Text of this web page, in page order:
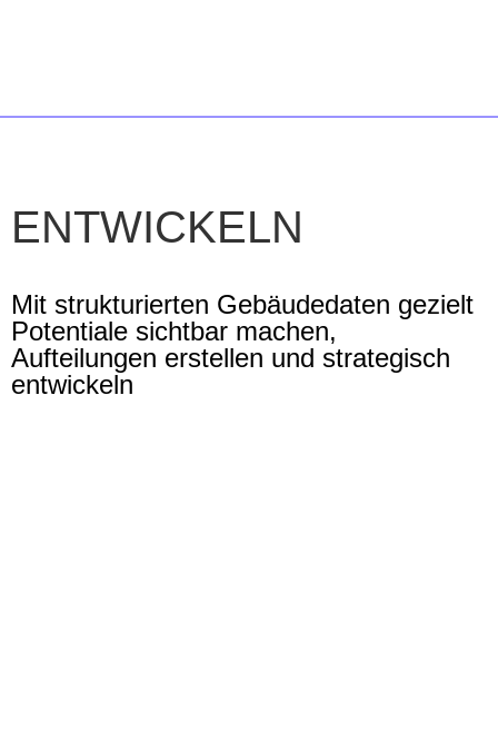
ENTWICKELN
Mit strukturierten Gebäudedaten gezielt
Potentiale sichtbar machen,
Aufteilungen erstellen und strategisch
entwickeln